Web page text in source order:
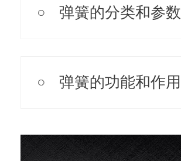
弹簧的分类和参数
弹簧的功能和作用